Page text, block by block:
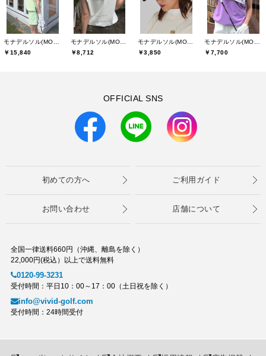
￥15,840
￥8,712
￥3,850
￥7,700
OFFICIAL SNS
初めての方へ ご利用ガイド
お問い合わせ 店舗について
全国一律送料660円（沖縄、離島を除く）
22,000円(税込）以上で送料無料
0120-99-3231
受付時間：平日10：00～17：00（土日祝を除く）
info@vivid-golf.com
受付時間：24時間受付